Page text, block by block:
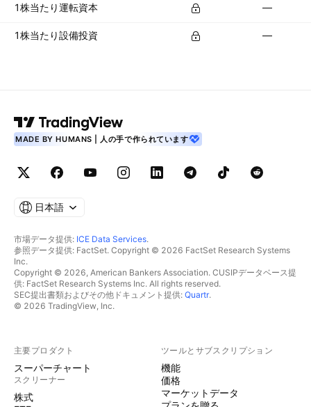
1株当たり運転資本 —
1株当たり設備投資 —
MADE BY HUMANS | 人の手で作られています
日本語
市場データ提供: ICE Data Services.
参照データ提供: FactSet. Copyright © 2026 FactSet Research Systems
Inc.
Copyright © 2026, American Bankers Association. CUSIPデータベース提
供: FactSet Research Systems Inc. All rights reserved.
SEC提出書類およびその他ドキュメント提供: Quartr.
© 2026 TradingView, Inc.
主要プロダクト
スーパーチャート
スクリーナー
株式
ツールとサブスクリプション
機能
価格
マーケットデータ